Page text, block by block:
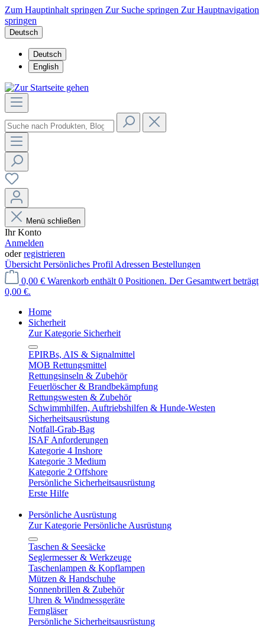
Zum Hauptinhalt springen Zur Suche springen Zur Hauptnavigation
springen
Deutsch
Deutsch
English
Menü schließen
Ihr Konto
Anmelden
oderregistrieren
Übersicht Persönliches Profil Adressen Bestellungen
0,00 € Warenkorb enthält 0 Positionen. Der Gesamtwert beträgt
0,00 €.
Home
Sicherheit
Zur Kategorie Sicherheit
EPIRBs, AIS & Signalmittel
MOB Rettungsmittel
Rettungsinseln & Zubehör
Feuerlöscher & Brandbekämpfung
Rettungswesten & Zubehör
Schwimmhilfen, Auftriebshilfen & Hunde-Westen
Sicherheitsausrüstung
Notfall-Grab-Bag
ISAF Anforderungen
Kategorie 4 Inshore
Kategorie 3 Medium
Kategorie 2 Offshore
Persönliche Sicherheitsausrüstung
Erste Hilfe
Persönliche Ausrüstung
Zur Kategorie Persönliche Ausrüstung
Taschen & Seesäcke
Seglermesser & Werkzeuge
Taschenlampen & Kopflampen
Mützen & Handschuhe
Sonnenbrillen & Zubehör
Uhren & Windmessgeräte
Ferngläser
Persönliche Sicherheitsausrüstung